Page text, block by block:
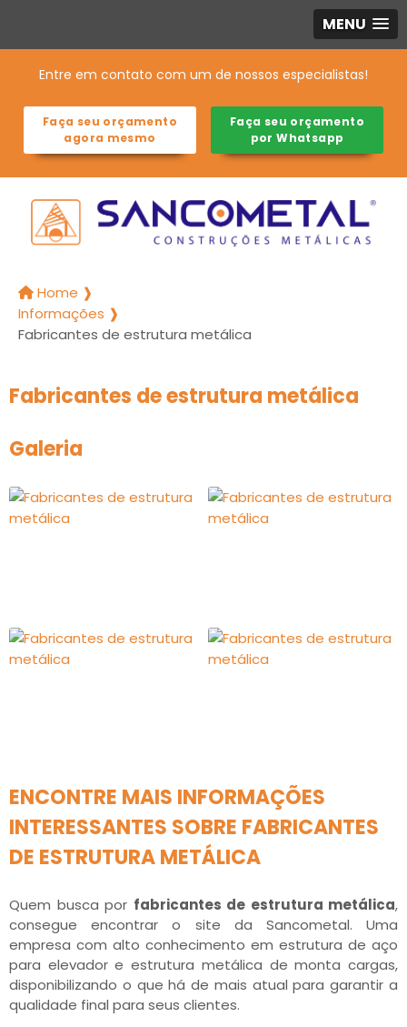
MENU
Entre em contato com um de nossos especialistas!
Faça seu orçamento
agora mesmo
Faça seu orçamento
por Whatsapp
Home ❱
Informações ❱
Fabricantes de estrutura metálica
Fabricantes de estrutura metálica
Galeria
ENCONTRE MAIS INFORMAÇÕES
INTERESSANTES SOBRE FABRICANTES
DE ESTRUTURA METÁLICA
Quem busca por fabricantes de estrutura metálica,
consegue encontrar o site da Sancometal. Uma
empresa com alto conhecimento em estrutura de aço
para elevador e estrutura metálica de monta cargas,
disponibilizando o que há de mais atual para garantir a
qualidade final para seus clientes.